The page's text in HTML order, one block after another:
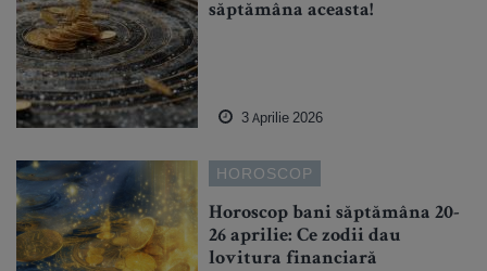
săptămâna aceasta!
3 Aprilie 2026
HOROSCOP
Horoscop bani săptămâna 20-
26 aprilie: Ce zodii dau
lovitura financiară